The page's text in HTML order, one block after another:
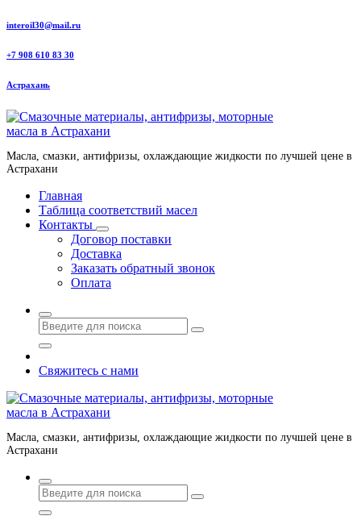
Перейти
содержанию
interoil30@mail.ru
+7 908 610 83 30
Астрахань
Масла, смазки, антифризы, охлаждающие жидкости по лучшей цене в
Астрахани
Главная
Таблица соответствий масел
Контакты
Договор поставки
Доставка
Заказать обратный звонок
Оплата
Свяжитесь с нами
Масла, смазки, антифризы, охлаждающие жидкости по лучшей цене в
Астрахани